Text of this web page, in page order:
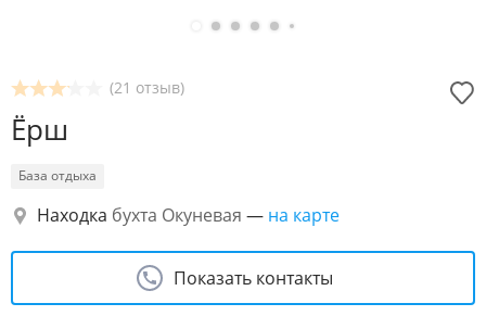
(21 отзыв)
Ёрш
База отдыха
Находка бухта Окуневая — на карте
Показать контакты